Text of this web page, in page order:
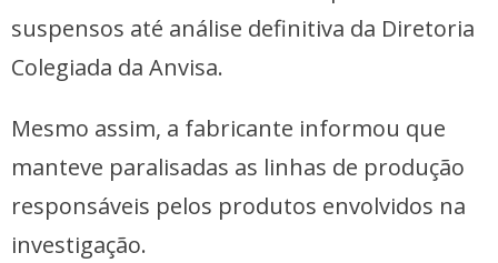
suspensos até análise definitiva da Diretoria
Colegiada da Anvisa.
Mesmo assim, a fabricante informou que
manteve paralisadas as linhas de produção
responsáveis pelos produtos envolvidos na
investigação.